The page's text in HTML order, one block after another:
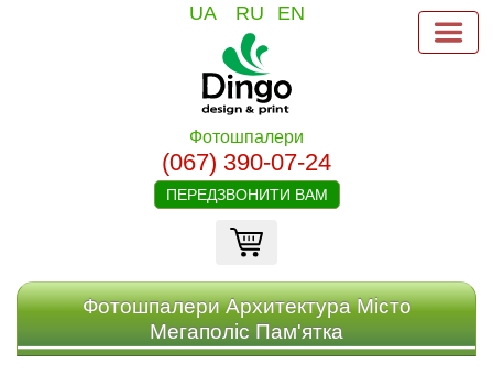
UA RU EN
Фотошпалери
(067) 390-07-24
ПЕРЕДЗВОНИТИ ВАМ
Фотошпалери Архитектура Місто
Мегаполіс Пам'ятка